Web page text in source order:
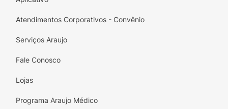
Atendimentos Corporativos - Convênio
Serviços Araujo
Fale Conosco
Lojas
Programa Araujo Médico